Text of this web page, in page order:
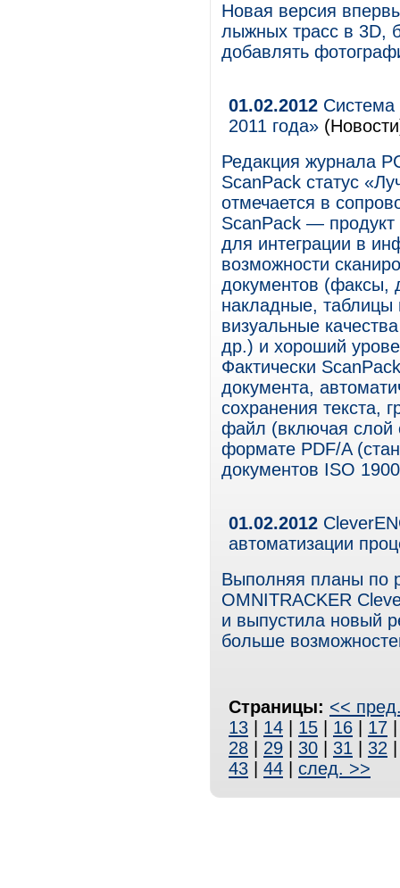
Новая версия
лыжных трасс в 3D,
добавлять
01.02.2012
2011 года»
Редакция журнала
ScanPack статус
отмечается в
ScanPack — продукт
для интеграции в
возможности
документов (факсы,
накладные, таблицы
визуальные
др.) и хороший
Фактически
документа,
сохранения текста,
файл (включая слой
формате PDF/A
документов ISO
01.02.2012
автоматизации
Выполняя планы по
OMNITRACKER
и выпустила новый
больше
Страницы: <<
13
14 15 16 17
28
29 30 31 32
43
44 след. >>